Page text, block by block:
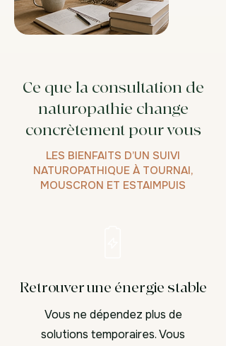
Ce que la consultation de
naturopathie change
concrètement pour vous
LES BIENFAITS D’UN SUIVI
NATUROPATHIQUE À TOURNAI,
MOUSCRON ET ESTAIMPUIS
Retrouver une énergie stable
Vous ne dépendez plus de
solutions temporaires. Vous